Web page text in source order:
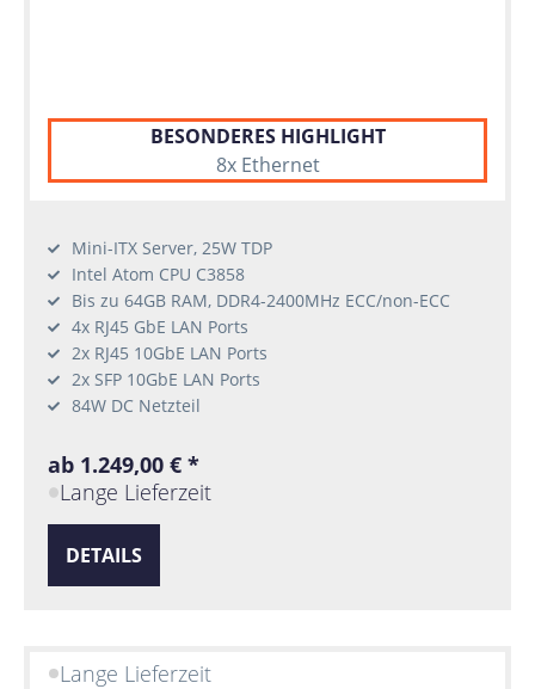
BESONDERES HIGHLIGHT
8x Ethernet
Mini-ITX Server, 25W TDP
Intel Atom CPU C3858
Bis zu 64GB RAM, DDR4-2400MHz ECC/non-ECC
4x RJ45 GbE LAN Ports
2x RJ45 10GbE LAN Ports
2x SFP 10GbE LAN Ports
84W DC Netzteil
ab 1.249,00 € *
Lange Lieferzeit
DETAILS
Lange Lieferzeit